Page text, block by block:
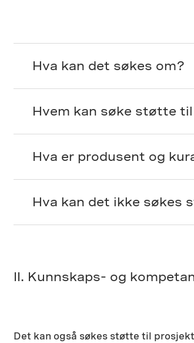
Hva kan det søkes om?
Hvem kan søke støtte
Hva er produsent og
Hva kan det ikke søkes
II. Kunnskaps- og
Det kan også søkes støtte til